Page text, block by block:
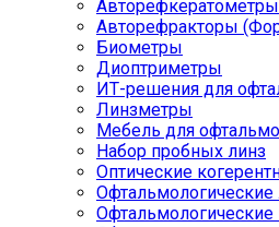
Авторефкератометры
Авторефракторы
Биометры
Диоптриметры
ИТ-решения для
Линзметры
Мебель для
Набор пробных линз
Оптические
Офтальмологические